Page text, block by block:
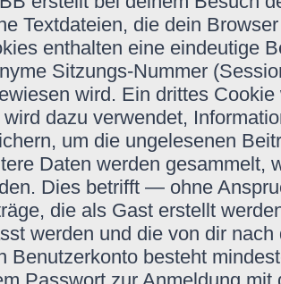
Textdateien, die dein
enthalten eine eindeutige
Sitzungs-Nummer
wird. Ein drittes
wird dazu verwendet,
um die ungelesenen
Daten werden gesammelt,
Dies betrifft — ohne
die als Gast erstellt
werden und die von dir
Benutzerkonto besteht